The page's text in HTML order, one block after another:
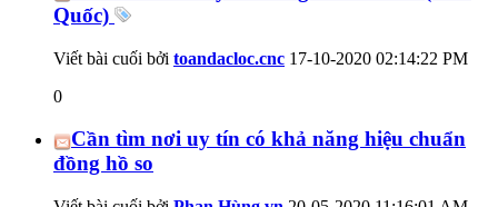
Quốc)
Viết bài cuối bởi toandacloc.cnc 17-10-2020 02:14:22 PM
0
Cần tìm nơi uy tín có khả năng hiệu chuẩn
đồng hồ so